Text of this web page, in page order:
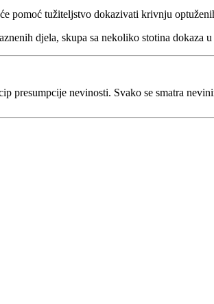
pomoć tužiteljstvo dokazivati krivnju
djela, skupa sa nekoliko stotina dokaza
presumpcije nevinosti. Svako se smatra